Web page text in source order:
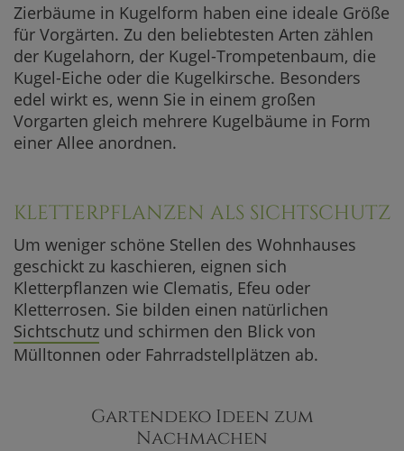
Zierbäume in Kugelform haben eine ideale Größe
für Vorgärten. Zu den beliebtesten Arten zählen
der Kugelahorn, der Kugel-Trompetenbaum, die
Kugel-Eiche oder die Kugelkirsche. Besonders
edel wirkt es, wenn Sie in einem großen
Vorgarten gleich mehrere Kugelbäume in Form
einer Allee anordnen.
KLETTERPFLANZEN ALS SICHTSCHUTZ
Um weniger schöne Stellen des Wohnhauses
geschickt zu kaschieren, eignen sich
Kletterpflanzen wie Clematis, Efeu oder
Kletterrosen. Sie bilden einen natürlichen
Sichtschutz und schirmen den Blick von
Mülltonnen oder Fahrradstellplätzen ab.
Gartendeko Ideen zum
Nachmachen